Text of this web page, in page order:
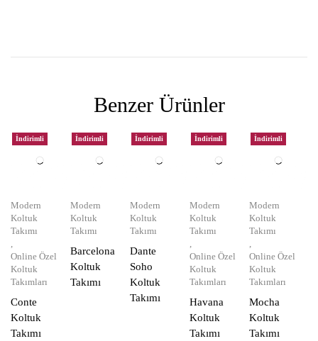
Benzer Ürünler
İndirimli
Modern
Koltuk
Takımı
,
Online Özel
Koltuk
Takımları
Conte
Koltuk
Takımı
İndirimli
Modern
Koltuk
Takımı
Barcelona
Koltuk
Takımı
İndirimli
Modern
Koltuk
Takımı
Dante
Soho
Koltuk
Takımı
İndirimli
Modern
Koltuk
Takımı
,
Online Özel
Koltuk
Takımları
Havana
Koltuk
Takımı
İndirimli
Modern
Koltuk
Takımı
,
Online Özel
Koltuk
Takımları
Mocha
Koltuk
Takımı